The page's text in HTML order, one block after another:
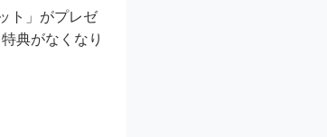
ト」がプレゼ
典がなくなり